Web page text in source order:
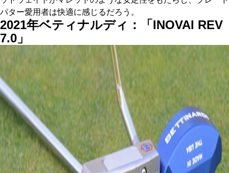
パター愛用者は快適に感じるだろう。
2021年ベティナルディ：「INOVAI REV
7.0」